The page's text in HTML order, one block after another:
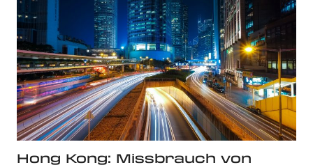
Hong Kong: Missbrauch von